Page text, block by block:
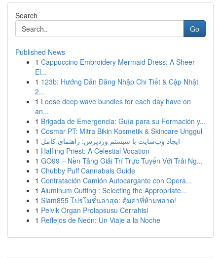
Search
Go
Published News
1 Cappuccino Embroidery Mermaid Dress: A Sheer
El...
1 123b: Hướng Dẫn Đăng Nhập Chi Tiết & Cập Nhật
2...
1 Loose deep wave bundles for each day have on
an...
1 Brigada de Emergencia: Guía para su Formación y...
1 Cosmar PT: Mitra Bikin Kosmetik & Skincare Unggul
1 ایجاد وب‌سایت با سیستم وردپرس: راهنمای کامل
1 Halfling Priest: A Celestial Vocation
1 GO99 – Nền Tảng Giải Trí Trực Tuyến Với Trải Ng...
1 Chubby Puff Cannabals Guide
1 Contratación Camión Autocargante con Opera...
1 Aluminum Cutting : Selecting the Appropriate...
1 Siam855 โปรโมชั่นล่าสุด: คุ้มค่าที่ห้ามพลาด!
1 Pelvik Organ Prolapsusu Cerrahisi
1 Reflejos de Neón: Un Viaje a la Noche